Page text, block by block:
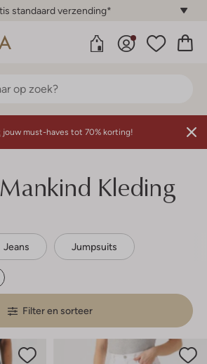
standaard verzending*
jouw must-haves tot 70% korting!
Kleding
Jeans Jumpsuits
Filter en sorteer